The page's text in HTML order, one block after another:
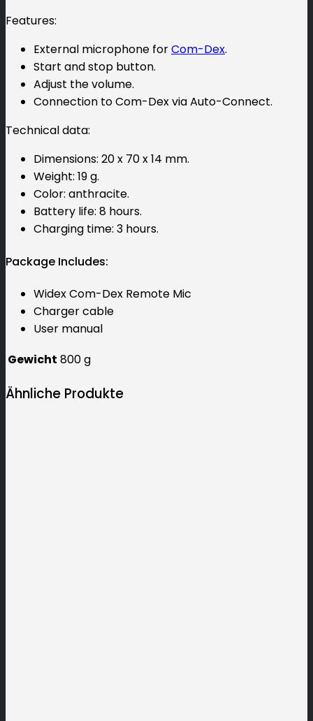
Features:
External microphone forCom-Dex.
Start and stop button.
Adjust the volume.
Connection to Com-Dex via Auto-Connect.
Technical data:
Dimensions: 20 x 70 x 14 mm.
Weight: 19 g.
Color: anthracite.
Battery life: 8 hours.
Charging time: 3 hours.
Package Includes:
Widex Com-Dex Remote Mic
Charger cable
User manual
Gewicht 800 g
Ähnliche Produkte